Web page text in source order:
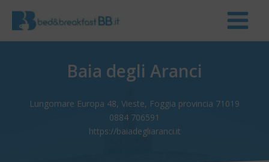
Baia degli Aranci
Lungomare Europa 48, Vieste, Foggia provincia 71019
0884 706591
https://baiadegliaranci.it